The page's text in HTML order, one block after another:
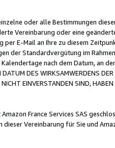
oder alle Bestimmungen
Vereinbarung oder eine
per E-Mail an Ihre zu diesem
der Standardvergütung im
nach dem Datum, an
DES WIRKSAMWERDENS
EINVERSTANDEN SIND,
France Services SAS
Vereinbarung für Sie und